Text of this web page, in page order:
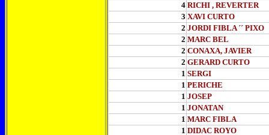
4 RICHI , REVERTER
3 XAVI CURTO
2 JORDI FIBLA ´´ PIXO
2 MARC BEL
2 CONAXA, JAVIER
2 GERARD CURTO
1 SERGI
1 PERICHE
1 JOSEP
1 JONATAN
1 MARC FIBLA
1 DIDAC ROYO